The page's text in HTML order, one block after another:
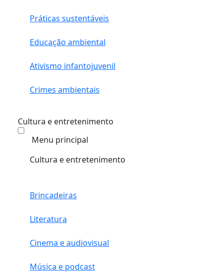
Práticas sustentáveis
Educação ambiental
Ativismo infantojuvenil
Crimes ambientais
Cultura e entretenimento
Menu principal
Cultura e entretenimento
Brincadeiras
Literatura
Cinema e audiovisual
Música e podcast